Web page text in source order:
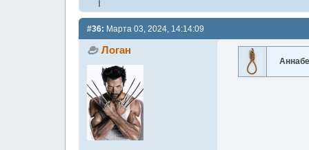
#36: Марта 03, 2024, 14:14:09
Логан